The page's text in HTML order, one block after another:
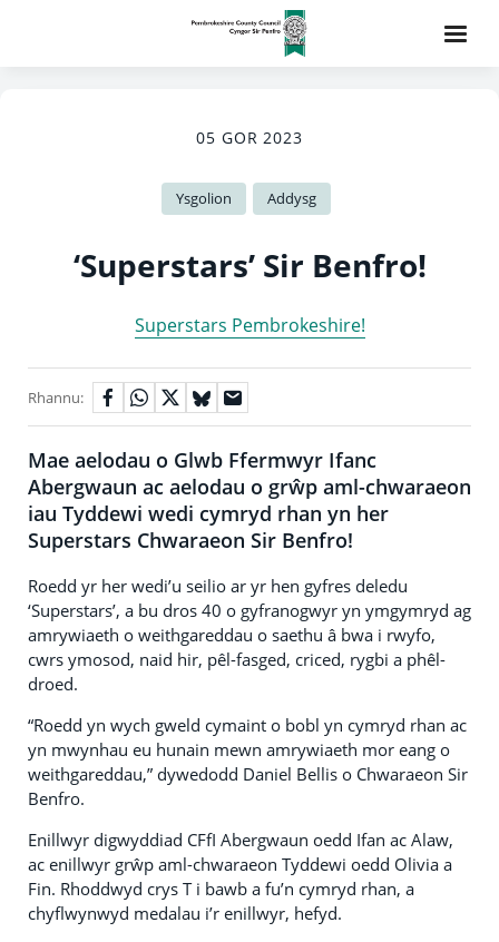
05 GOR 2023
Ysgolion Addysg
‘Superstars’ Sir Benfro!
Superstars Pembrokeshire!
Rhannu:
Mae aelodau o Glwb Ffermwyr Ifanc
Abergwaun ac aelodau o grŵp aml-chwaraeon
iau Tyddewi wedi cymryd rhan yn her
Superstars Chwaraeon Sir Benfro!
Roedd yr her wedi’u seilio ar yr hen gyfres deledu
‘Superstars’, a bu dros 40 o gyfranogwyr yn ymgymryd ag
amrywiaeth o weithgareddau o saethu â bwa i rwyfo,
cwrs ymosod, naid hir, pêl-fasged, criced, rygbi a phêl-
droed.
“Roedd yn wych gweld cymaint o bobl yn cymryd rhan ac
yn mwynhau eu hunain mewn amrywiaeth mor eang o
weithgareddau,” dywedodd Daniel Bellis o Chwaraeon Sir
Benfro.
Enillwyr digwyddiad CFfI Abergwaun oedd Ifan ac Alaw,
ac enillwyr grŵp aml-chwaraeon Tyddewi oedd Olivia a
Fin. Rhoddwyd crys T i bawb a fu’n cymryd rhan, a
chyflwynwyd medalau i’r enillwyr, hefyd.